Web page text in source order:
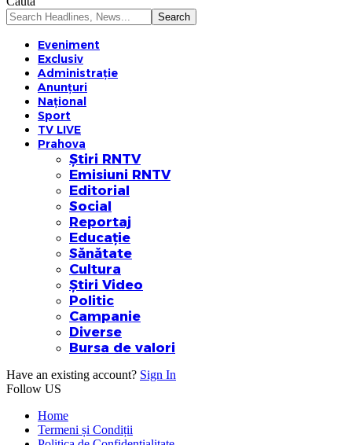
Eveniment
Exclusiv
Administrație
Anunțuri
Național
Sport
TV LIVE
Prahova
Știri RNTV
Emisiuni RNTV
Editorial
Social
Reportaj
Educație
Sănătate
Cultura
Știri Video
Politic
Campanie
Diverse
Bursa de valori
Have an existing account? Sign In
Follow US
Home
Termeni și Condiții